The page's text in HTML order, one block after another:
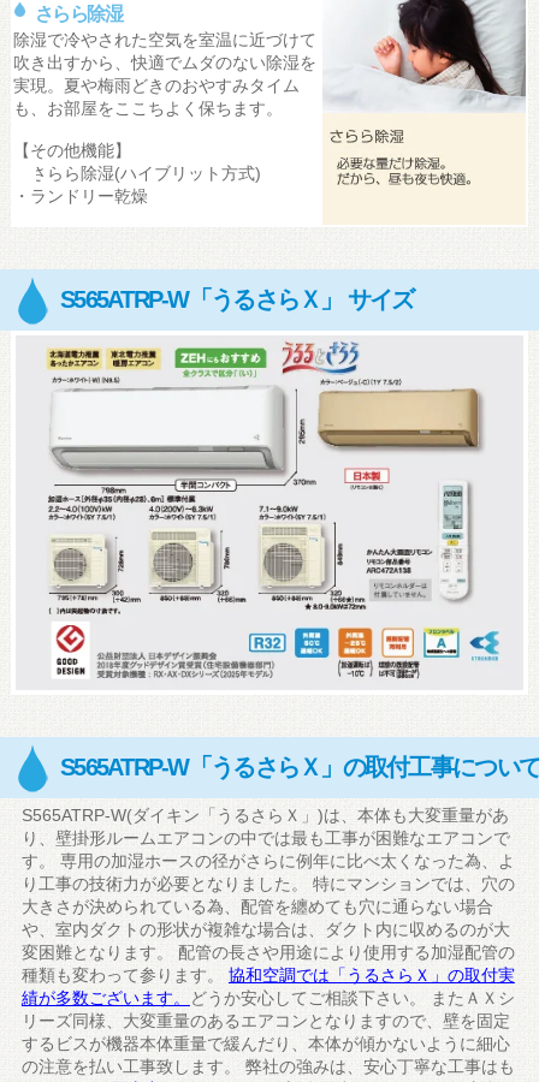
さらら除湿
除湿で冷やされた空気を室温に近づけて
吹き出すから、快適でムダのない除湿を
実現。夏や梅雨どきのおやすみタイム
も、お部屋をここちよく保ちます。
【その他機能】
・さらら除湿(ハイブリット方式)
・ランドリー乾燥
S565ATRP-W「うるさらＸ」 サイズ
S565ATRP-W「うるさらＸ」の取付工事につい
S565ATRP-W(ダイキン「うるさらＸ」)は、本体も大変重量があ
り、壁掛形ルームエアコンの中では最も工事が困難なエアコンで
す。 専用の加湿ホースの径がさらに例年に比べ太くなった為、よ
り工事の技術力が必要となりました。 特にマンションでは、穴の
大きさが決められている為、配管を纏めても穴に通らない場合
や、室内ダクトの形状が複雑な場合は、ダクト内に収めるのが大
変困難となります。 配管の長さや用途により使用する加湿配管の
種類も変わって参ります。 協和空調では「うるさらＸ」の取付実
績が多数ございます。
どうか安心してご相談下さい。 またＡＸシ
リーズ同様、大変重量のあるエアコンとなりますので、壁を固定
するビスが機器本体重量で緩んだり、本体が傾かないように細心
の注意を払い工事致します。 弊社の強みは、安心丁寧な工事はも